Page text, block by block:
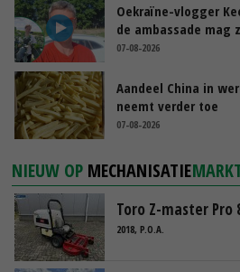
Oekraïne-vlogger
de ambassade mag
07-08-2026
Aandeel China in
neemt verder toe
07-08-2026
NIEUW OP MECHANISATIE
Toro Z-master Pro
2018, P.O.A.